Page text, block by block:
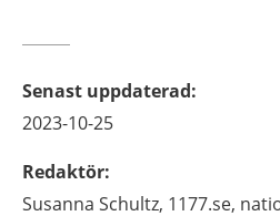
Senast uppdaterad:
2023-10-25
Redaktör:
Susanna Schultz, 1177.se,